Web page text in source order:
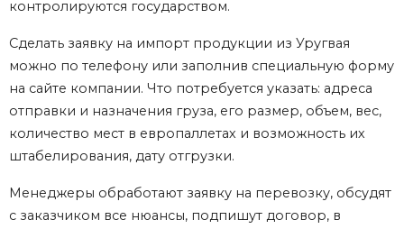
контролируются государством.
Сделать заявку на импорт продукции из Уругвая
можно по телефону или заполнив специальную форму
на сайте компании. Что потребуется указать: адреса
отправки и назначения груза, его размер, объем, вес,
количество мест в европаллетах и возможность их
штабелирования, дату отгрузки.
Менеджеры обработают заявку на перевозку, обсудят
с заказчиком все нюансы, подпишут договор, в